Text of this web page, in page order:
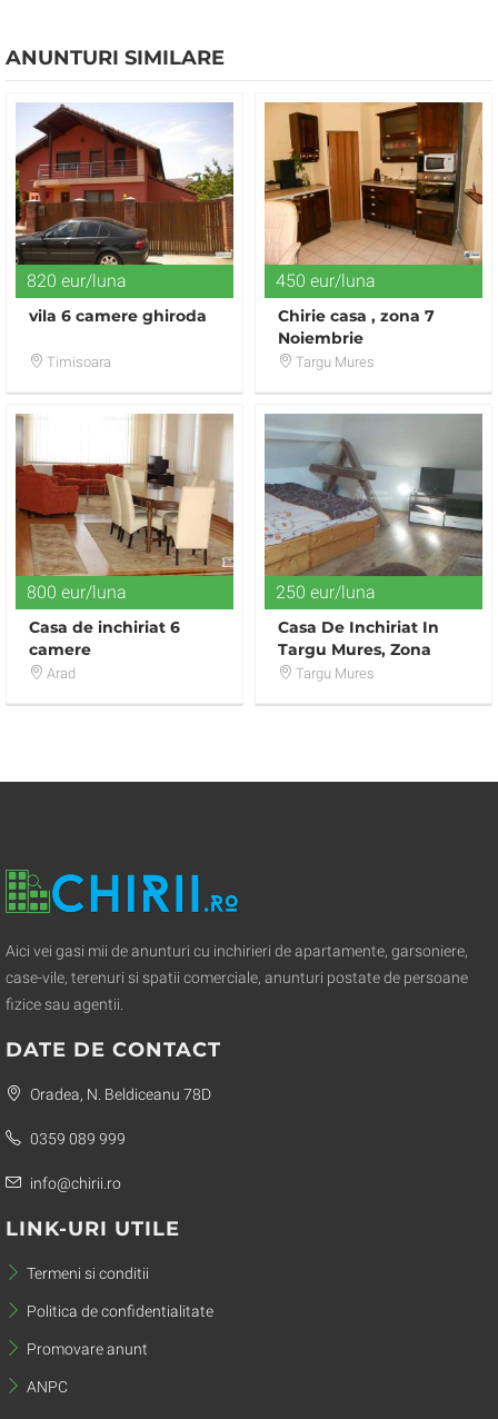
ANUNTURI SIMILARE
820 eur/luna
vila 6 camere ghiroda
Timisoara
450 eur/luna
Chirie casa , zona 7
Noiembrie
Targu Mures
800 eur/luna
Casa de inchiriat 6
camere
Arad
250 eur/luna
Casa De Inchiriat In
Targu Mures, Zona
Cornisa
Targu Mures
Aici vei gasi mii de anunturi cu inchirieri de apartamente, garsoniere,
case-vile, terenuri si spatii comerciale, anunturi postate de persoane
fizice sau agentii.
DATE DE CONTACT
Oradea, N. Beldiceanu 78D
0359 089 999
info@chirii.ro
LINK-URI UTILE
Termeni si conditii
Politica de confidentialitate
Promovare anunt
ANPC